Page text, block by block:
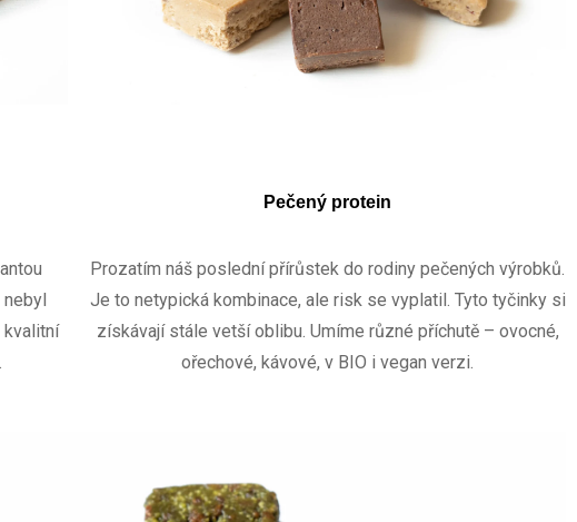
nebyl
kvalitní
Pečený protein
Prozatím náš poslední přírůstek do rodiny pečených výrobků.
Je to netypická kombinace, ale risk se vyplatil. Tyto tyčinky si
získávají stále vetší oblibu. Umíme různé příchutě – ovocné,
ořechové, kávové, v BIO i vegan verzi.